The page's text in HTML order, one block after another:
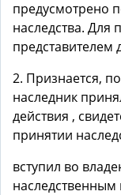
предусмотрено
наследства. Для
представителем
2. Признается,
наследник
действия ,
принятии
вступил во